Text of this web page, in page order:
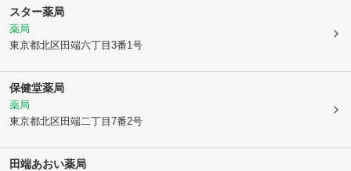
スター薬局
薬局
東京都北区田端六丁目3番1号
保健堂薬局
薬局
東京都北区田端二丁目7番2号
田端あおい薬局